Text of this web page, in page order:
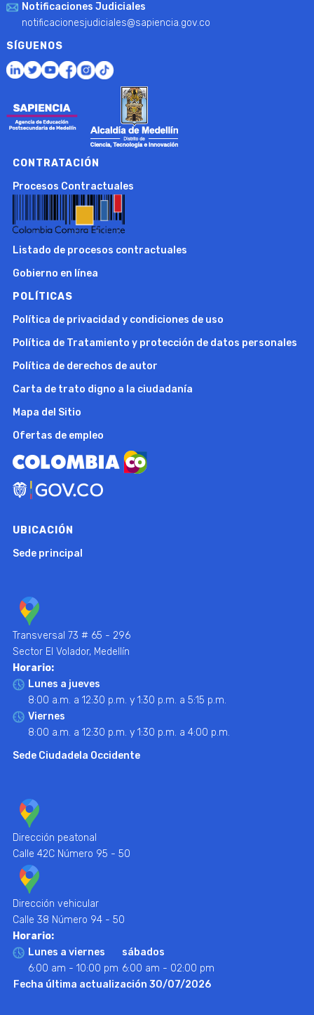
Notificaciones Judiciales
notificacionesjudiciales@sapiencia.gov.co
SÍGUENOS
CONTRATACIÓN
Procesos Contractuales
Listado de procesos contractuales
Gobierno en línea
POLÍTICAS
Política de privacidad y condiciones de uso
Política de Tratamiento y protección de datos personales
Política de derechos de autor
Carta de trato digno a la ciudadanía
Mapa del Sitio
Ofertas de empleo
UBICACIÓN
Sede principal
Transversal 73 # 65 - 296
Sector El Volador, Medellín
Horario:
Lunes a jueves
8:00 a.m. a 12:30 p.m. y 1:30 p.m. a 5:15 p.m.
Viernes
8:00 a.m. a 12:30 p.m. y 1:30 p.m. a 4:00 p.m.
Sede Ciudadela Occidente
Dirección peatonal
Calle 42C Número 95 - 50
Dirección vehicular
Calle 38 Número 94 - 50
Horario:
Lunes a viernes
6:00 am - 10:00 pm
sábados
6:00 am - 02:00 pm
Fecha última actualización 30/07/2026